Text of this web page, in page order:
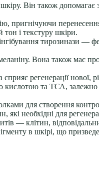
Він також допомагає
пригнічуючи
і текстуру шкіри.
тирозинази —
Вона також має
регенерації нової,
кислотою та ТСА, залежно
для створення
необхідні для
— клітин,
в шкірі, що